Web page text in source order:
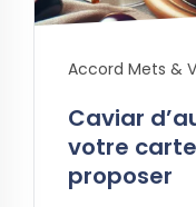
Accord Mets &
Caviar
votre
proposer